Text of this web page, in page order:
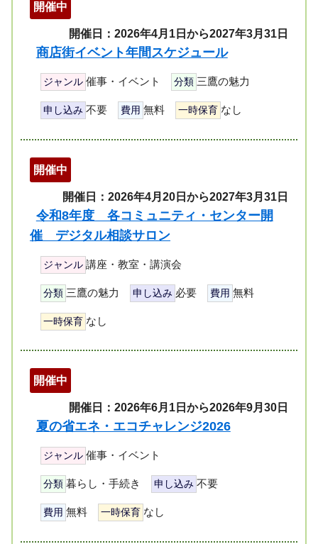
開催中
開催日：2026年4月1日から2027年3月31日
商店街イベント年間スケジュール
ジャンル 催事・イベント 分類 三鷹の魅力
申し込み 不要 費用 無料 一時保育 なし
開催中
開催日：2026年4月20日から2027年3月31日
令和8年度 各コミュニティ・センター開
催 デジタル相談サロン
ジャンル 講座・教室・講演会
分類 三鷹の魅力 申し込み 必要 費用 無料
一時保育 なし
開催中
開催日：2026年6月1日から2026年9月30日
夏の省エネ・エコチャレンジ2026
ジャンル 催事・イベント
分類 暮らし・手続き 申し込み 不要
費用 無料 一時保育 なし